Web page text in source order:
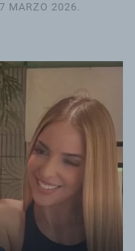
MARZO 2026.